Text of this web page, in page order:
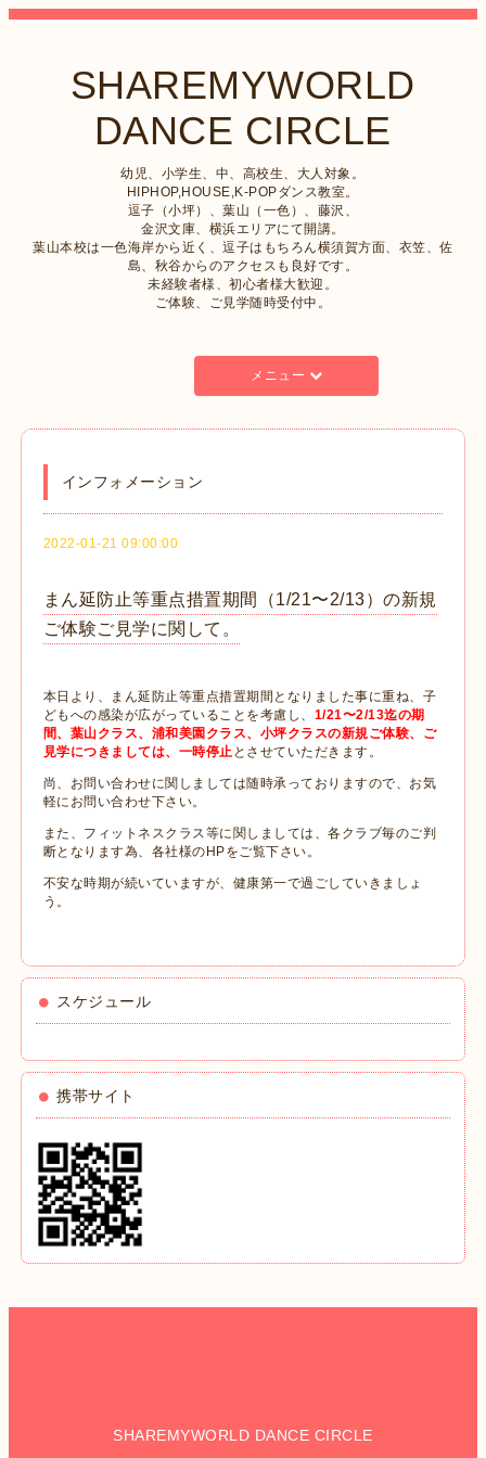
SHAREMYWORLD
DANCE CIRCLE
幼児、小学生、中、高校生、大人対象。
HIPHOP,HOUSE,K-POPダンス教室。
逗子（小坪）、葉山（一色）、藤沢、
金沢文庫、横浜エリアにて開講。
葉山本校は一色海岸から近く、逗子はもちろん横須賀方面、衣笠、佐
島、秋谷からのアクセスも良好です。
未経験者様、初心者様大歓迎。
ご体験、ご見学随時受付中。
メニュー
インフォメーション
2022-01-21 09:00:00
まん延防止等重点措置期間（1/21〜2/13）の新規
ご体験ご見学に関して。
本日より、まん延防止等重点措置期間となりました事に重ね、子
どもへの感染が広がっていることを考慮し、 1/21〜2/13迄の期
間、葉山クラス、浦和美園クラス、小坪クラスの新規ご体験、ご
見学につきましては、一時停止 とさせていただきます。
尚、お問い合わせに関しましては随時承っておりますので、お気
軽にお問い合わせ下さい。
また、フィットネスクラス等に関しましては、各クラブ毎のご判
断となります為、各社様のHPをご覧下さい。
不安な時期が続いていますが、健康第一で過ごしていきましょ
う。
スケジュール
携帯サイト
SHAREMYWORLD DANCE CIRCLE